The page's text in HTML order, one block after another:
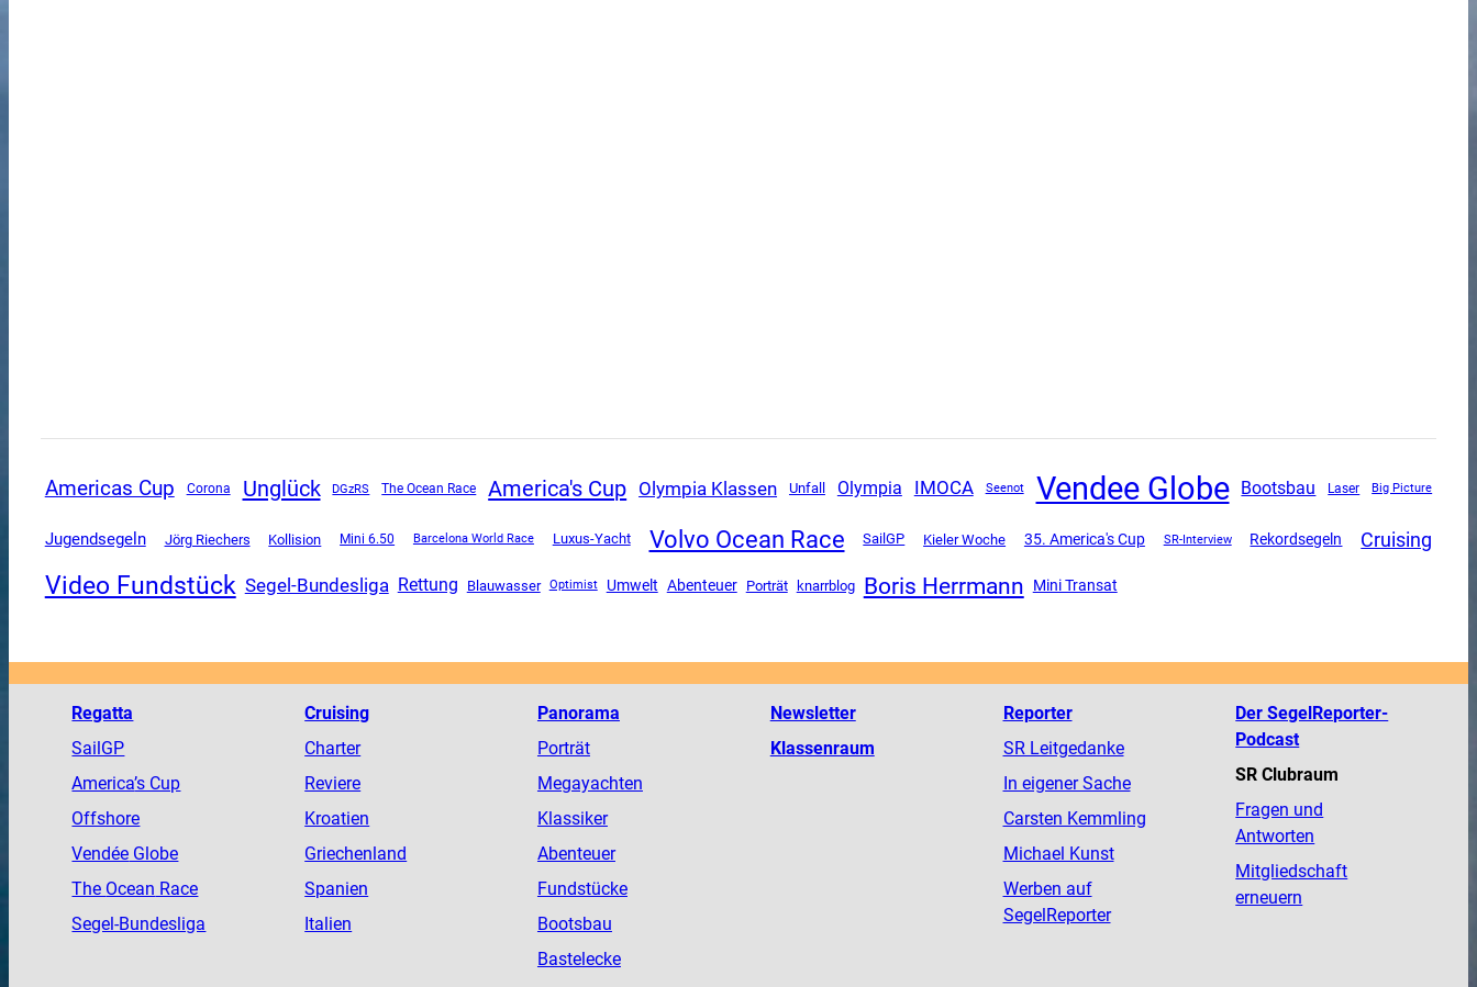
Americas Cup Corona Unglück DGzRS The Ocean Race America's Cup Olympia Klassen Unfall Olympia IMOCA Seenot Vendee Globe Bootsbau Laser Big Picture
Jugendsegeln Jörg Riechers Kollision Mini 6.50 Barcelona World Race Luxus-Yacht Volvo Ocean Race SailGP Kieler Woche 35. America's Cup SR-Interview Rekordsegeln Cruising
Video Fundstück Segel-Bundesliga Rettung Blauwasser Optimist Umwelt Abenteuer Porträt knarrblog Boris Herrmann Mini Transat
Regatta
SailGP
America’s Cup
Offshore
Vendée Globe
The Ocean Race
Segel-Bundesliga
Cruising
Charter
Reviere
Kroatien
Griechenland
Spanien
Italien
Panorama
Porträt
Megayachten
Klassiker
Abenteuer
Fundstücke
Bootsbau
Bastelecke
Newsletter
Klassenraum
Reporter
SR Leitgedanke
In eigener Sache
Carsten Kemmling
Michael Kunst
Werben auf
SegelReporter
Der SegelReporter-
Podcast
SR Clubraum
Fragen und
Antworten
Mitgliedschaft
erneuern